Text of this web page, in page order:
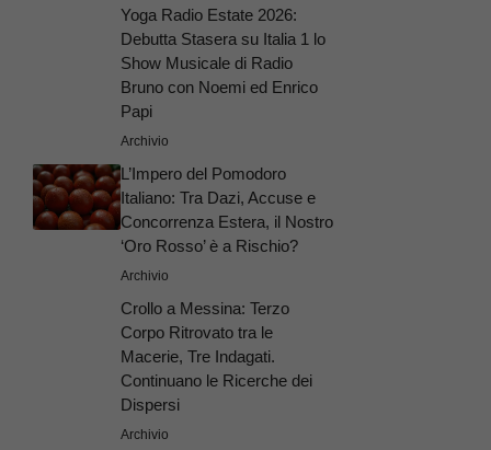
Yoga Radio Estate 2026:
Debutta Stasera su Italia 1 lo
Show Musicale di Radio
Bruno con Noemi ed Enrico
Papi
Archivio
L’Impero del Pomodoro
Italiano: Tra Dazi, Accuse e
Concorrenza Estera, il Nostro
‘Oro Rosso’ è a Rischio?
Archivio
Crollo a Messina: Terzo
Corpo Ritrovato tra le
Macerie, Tre Indagati.
Continuano le Ricerche dei
Dispersi
Archivio